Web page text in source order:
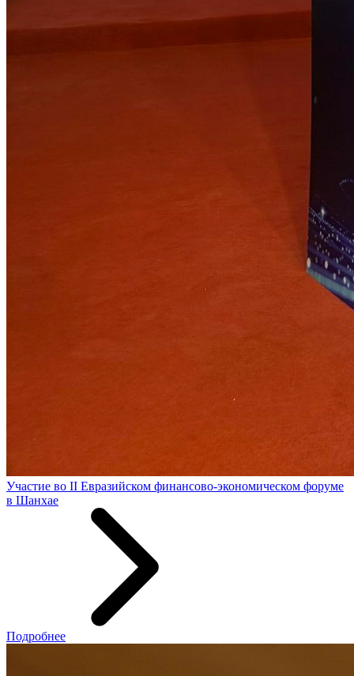
Участие во II Евразийском финансово-экономическом форуме
в Шанхае
Подробнее